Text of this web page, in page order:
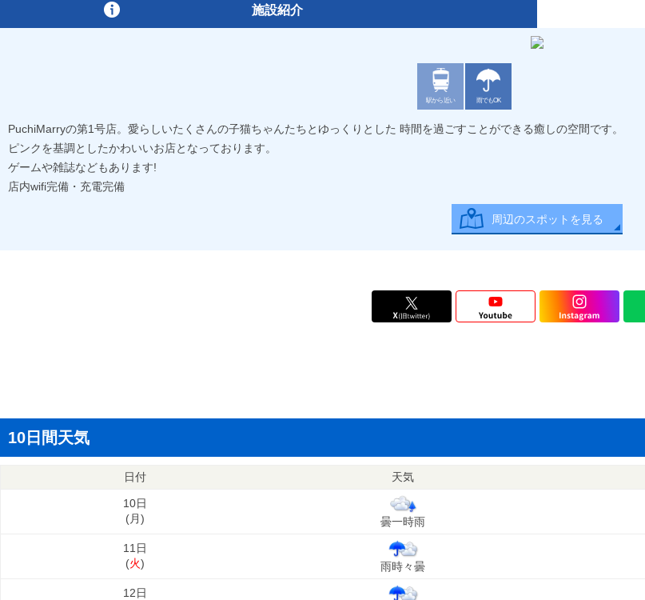
施設紹介
駅から近い 雨でもOK
PuchiMarryの第1号店。愛らしいたくさんの子猫ちゃんたちとゆっくりとした 時間を過ごすことができる癒しの空間です。
ピンクを基調としたかわいいお店となっております。
ゲームや雑誌などもあります!
店内wifi完備・充電完備
周辺のスポットを見る
10日間天気
日付 天気
10日
(月) 曇一時雨
11日
(火) 雨時々曇
12日